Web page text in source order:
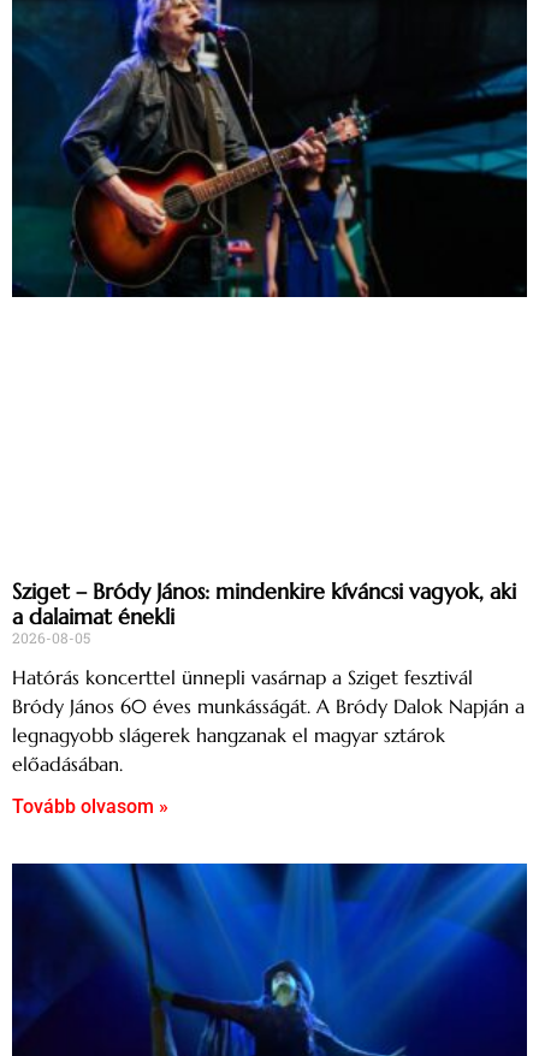
Sziget – Bródy János: mindenkire kíváncsi vagyok, aki
a dalaimat énekli
2026-08-05
Hatórás koncerttel ünnepli vasárnap a Sziget fesztivál
Bródy János 60 éves munkásságát. A Bródy Dalok Napján a
legnagyobb slágerek hangzanak el magyar sztárok
előadásában.
Tovább olvasom »